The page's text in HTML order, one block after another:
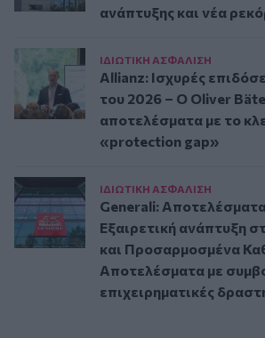
ανάπτυξης και νέα
ΙΔΙΩΤΙΚΗ ΑΣΦAΛΙΣΗ
Allianz: Ισχυρές
του 2026 – Ο Oliver
αποτελέσματα με το
«protection gap»
ΙΔΙΩΤΙΚΗ ΑΣΦAΛΙΣΗ
Generali:
Εξαιρετική ανάπτυξη
και Προσαρμοσμένα
Αποτελέσματα με
επιχειρηματικές